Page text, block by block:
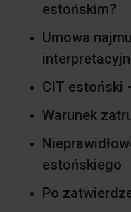
estońskim?
Umowa
CIT estoński
Warunek
estońskiego
Po